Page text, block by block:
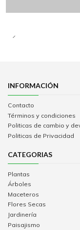
INFORMACIÓN
Contacto
Términos y condiciones
Politicas de cambio y
Politicas de Privacidad
CATEGORIAS
Plantas
Árboles
Maceteros
Flores Secas
Jardinería
Paisajismo